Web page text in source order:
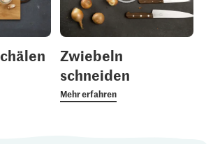
Zwiebeln
schneiden
Mehr erfahren